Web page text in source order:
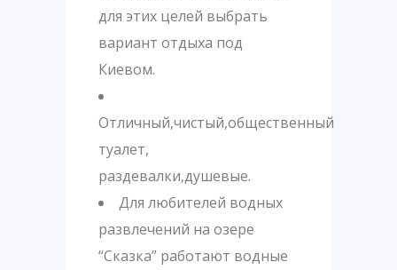
для этих целей выбрать
вариант отдыха под
Киевом.
Отличный,чистый,общественный
туалет,
раздевалки,душевые.
Для любителей водных
развлечений на озере
“Сказка” работают водные